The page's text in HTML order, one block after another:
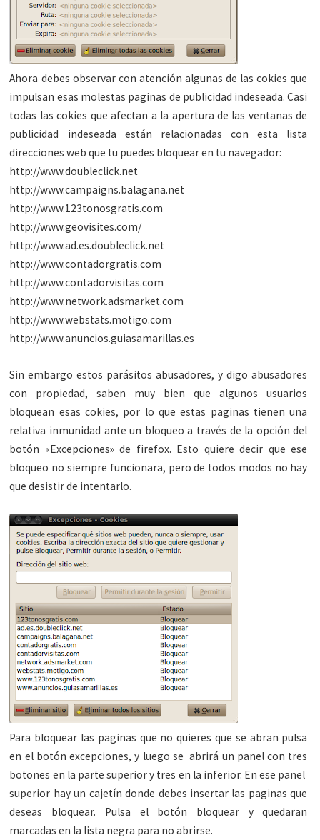
Ahora debes observar con atención algunas de las cokies que
impulsan esas molestas paginas de publicidad indeseada. Casi
todas las cokies que afectan a la apertura de las ventanas de
publicidad indeseada están relacionadas con esta lista
direcciones web que tu puedes bloquear en tu navegador:
http://www.doubleclick.net
http://www.campaigns.balagana.net
http://www.123tonosgratis.com
http://www.geovisites.com/
http://www.ad.es.doubleclick.net
http://www.contadorgratis.com
http://www.contadorvisitas.com
http://www.network.adsmarket.com
http://www.webstats.motigo.com
http://www.anuncios.guiasamarillas.es
Sin embargo estos parásitos abusadores, y digo abusadores
con propiedad, saben muy bien que algunos usuarios
bloquean esas cokies, por lo que estas paginas tienen una
relativa inmunidad ante un bloqueo a través de la opción del
botón «Excepciones» de firefox. Esto quiere decir que ese
bloqueo no siempre funcionara, pero de todos modos no hay
que desistir de intentarlo.
Para bloquear las paginas que no quieres que se abran pulsa
en el botón excepciones, y luego se abrirá un panel con tres
botones en la parte superior y tres en la inferior. En ese panel
superior hay un cajetín donde debes insertar las paginas que
deseas bloquear. Pulsa el botón bloquear y quedaran
marcadas en la lista negra para no abrirse.